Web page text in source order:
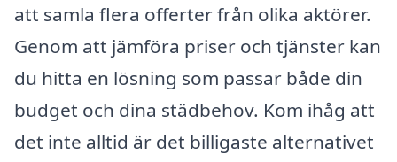
att samla flera offerter från olika aktörer.
Genom att jämföra priser och tjänster kan
du hitta en lösning som passar både din
budget och dina städbehov. Kom ihåg att
det inte alltid är det billigaste alternativet